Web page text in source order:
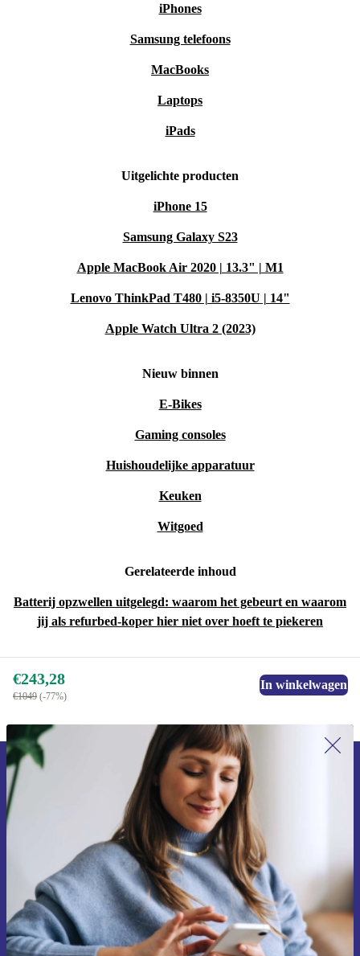
iPhones
Samsung telefoons
MacBooks
Laptops
iPads
Uitgelichte producten
iPhone 15
Samsung Galaxy S23
Apple MacBook Air 2020 | 13.3" | M1
Lenovo ThinkPad T480 | i5-8350U | 14"
Apple Watch Ultra 2 (2023)
Nieuw binnen
E-Bikes
Gaming consoles
Huishoudelijke apparatuur
Keuken
Witgoed
Gerelateerde inhoud
Batterij opzwellen uitgelegd: waarom het gebeurt en waarom
jij als refurbed-koper hier niet over hoeft te piekeren
€243,28
€1049 (-77%)
In winkelwagen
Meld je aan voor onze nieuwsbrief en
ontvang €15 korting!
Mis nooit meer een aanbieding.
Voucher aanvragen
Informatie over het gebruik van persoonsgegevens vind je in ons
privacybeleid.